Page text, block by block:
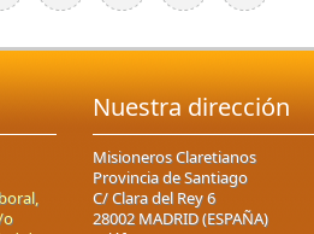
o
Nuestra dirección
Misioneros Claretianos
Provincia de Santiago
C/ Clara del Rey 6
28002 MADRID (ESPAÑA)